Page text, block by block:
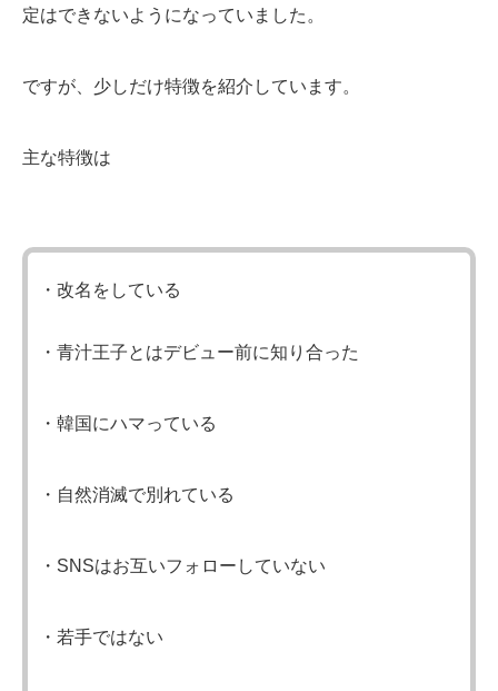
定はできないようになっていました。
ですが、少しだけ特徴を紹介しています。
主な特徴は
・改名をしている
・青汁王子とはデビュー前に知り合った
・韓国にハマっている
・自然消滅で別れている
・SNSはお互いフォローしていない
・若手ではない